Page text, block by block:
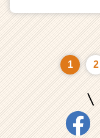
1 2